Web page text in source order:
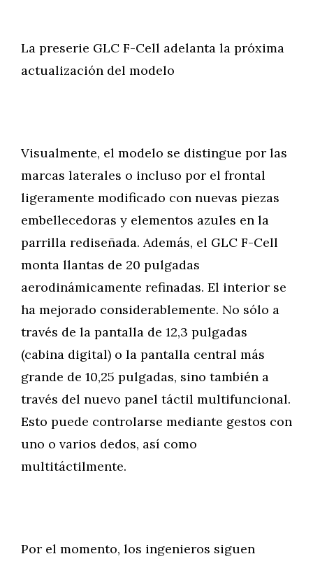
La preserie GLC F-Cell adelanta la próxima
actualización del modelo
Visualmente, el modelo se distingue por las
marcas laterales o incluso por el frontal
ligeramente modificado con nuevas piezas
embellecedoras y elementos azules en la
parrilla rediseñada. Además, el GLC F-Cell
monta llantas de 20 pulgadas
aerodinámicamente refinadas. El interior se
ha mejorado considerablemente. No sólo a
través de la pantalla de 12,3 pulgadas
(cabina digital) o la pantalla central más
grande de 10,25 pulgadas, sino también a
través del nuevo panel táctil multifuncional.
Esto puede controlarse mediante gestos con
uno o varios dedos, así como
multitáctilmente.
Por el momento, los ingenieros siguen